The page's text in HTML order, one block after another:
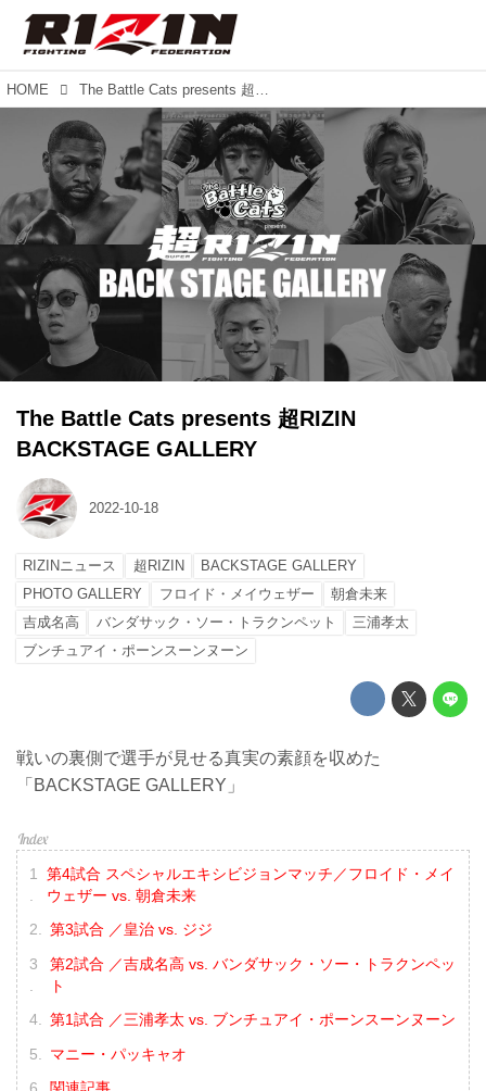
HOME The Battle Cats presents 超RIZIN BACKSTAGE GALLERY
The Battle Cats presents 超RIZIN
BACKSTAGE GALLERY
2022-10-18
RIZINニュース 超RIZIN
BACKSTAGE GALLERY
PHOTO GALLERY
フロイド・メイウェザー
朝倉未来
吉成名高
バンダサック・ソー・トラクンペット
三浦孝太
ブンチュアイ・ポーンスーンヌーン
戦いの裏側で選手が見せる真実の素顔を収めた
「BACKSTAGE GALLERY」
第4試合 スペシャルエキシビジョンマッチ／フロイド・メイ
ウェザー vs. 朝倉未来
第3試合 ／皇治 vs. ジジ
第2試合 ／吉成名高 vs. バンダサック・ソー・トラクンペッ
ト
第1試合 ／三浦孝太 vs. ブンチュアイ・ポーンスーンヌーン
マニー・パッキャオ